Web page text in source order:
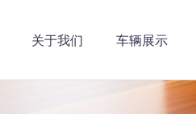
关于我们 车辆展示